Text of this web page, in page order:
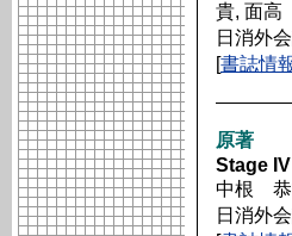
貴, 面
日消外
[書誌情
原著
Stage
中根 恭
日消外